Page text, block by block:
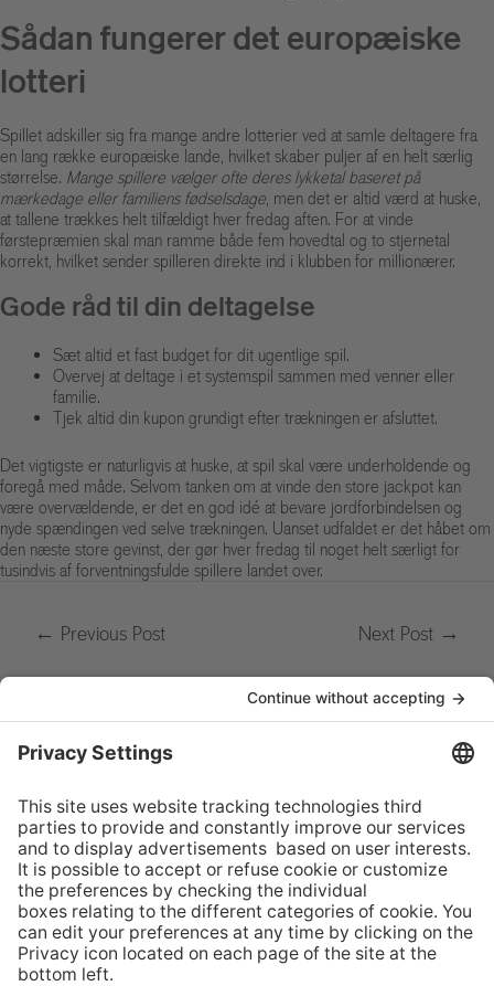
Sådan fungerer det europæiske
lotteri
Spillet adskiller sig fra mange andre lotterier ved at samle deltagere fra
en lang række europæiske lande, hvilket skaber puljer af en helt særlig
størrelse. Mange spillere vælger ofte deres lykketal baseret på
mærkedage eller familiens fødselsdage, men det er altid værd at huske,
at tallene trækkes helt tilfældigt hver fredag aften. For at vinde
førstepræmien skal man ramme både fem hovedtal og to stjernetal
korrekt, hvilket sender spilleren direkte ind i klubben for millionærer.
Gode råd til din deltagelse
Sæt altid et fast budget for dit ugentlige spil.
Overvej at deltage i et systemspil sammen med venner eller
familie.
Tjek altid din kupon grundigt efter trækningen er afsluttet.
Det vigtigste er naturligvis at huske, at spil skal være underholdende og
foregå med måde. Selvom tanken om at vinde den store jackpot kan
være overvældende, er det en god idé at bevare jordforbindelsen og
nyde spændingen ved selve trækningen. Uanset udfaldet er det håbet om
den næste store gevinst, der gør hver fredag til noget helt særligt for
tusindvis af forventningsfulde spillere landet over.
← Previous Post Next Post →
Summer Summit
Via Buffi 13
6900 Lugano, Svizzera
tel +41 58 666 4950
MEM@usi.ch